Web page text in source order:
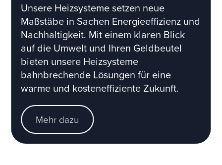
Unsere Heizsysteme setzen neue
Maßstäbe in Sachen Energieeffizienz und
Nachhaltigkeit. Mit einem klaren Blick
auf die Umwelt und Ihren Geldbeutel
bieten unsere Heizsysteme
bahnbrechende Lösungen für eine
warme und kosteneffiziente Zukunft.
Mehr dazu